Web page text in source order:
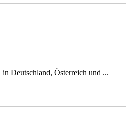
Deutschland, Österreich und ...